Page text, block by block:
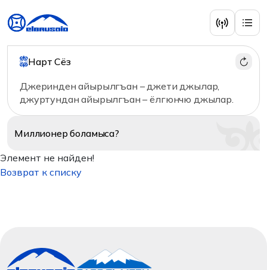
Нарт Сёз
Джеринден айырылгъан – джети джылар,
джуртундан айырылгъан – ёлгюнчю джылар.
Миллионерболамыса?
Элемент не найден!
Возврат к списку